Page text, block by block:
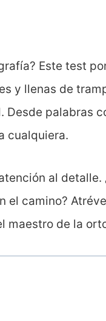
Este test
y llenas de
palabras
cualquiera.
al detalle.
el camino?
maestro de la